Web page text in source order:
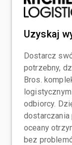
Uzyskaj
Dostarcz
potrzebny,
Bros.
odbiorcy.
dostarczania
oceany
bez